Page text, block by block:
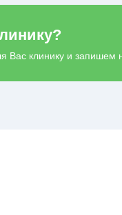
Вас клинику и запишем